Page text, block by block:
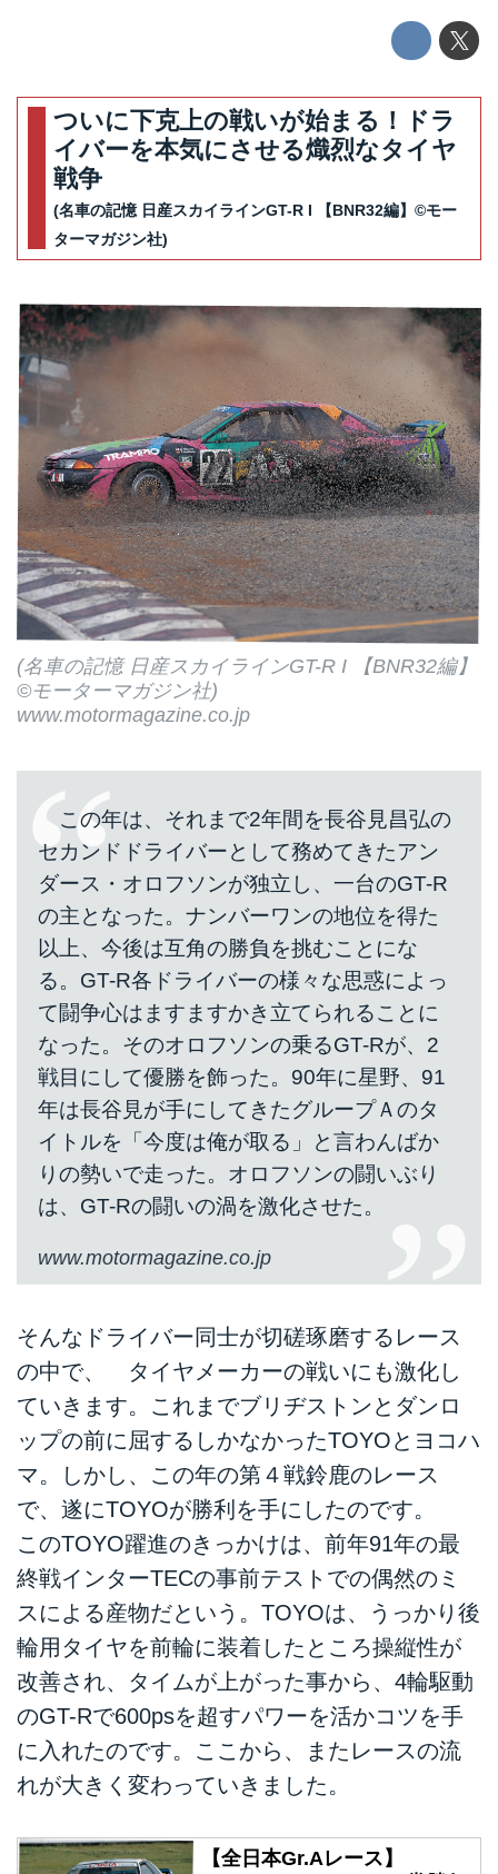
ついに下克上の戦いが始まる！ドラ
イバーを本気にさせる熾烈なタイヤ
戦争
(名車の記憶 日産スカイラインGT-R I 【BNR32編】©モー
ターマガジン社)
(名車の記憶 日産スカイラインGT-R I 【BNR32編】
©モーターマガジン社)
www.motormagazine.co.jp
この年は、それまで2年間を長谷見昌弘の
セカンドドライバーとして務めてきたアン
ダース・オロフソンが独立し、一台のGT-R
の主となった。ナンバーワンの地位を得た
以上、今後は互角の勝負を挑むことにな
る。GT-R各ドライバーの様々な思惑によっ
て闘争心はますますかき立てられることに
なった。そのオロフソンの乗るGT-Rが、2
戦目にして優勝を飾った。90年に星野、91
年は長谷見が手にしてきたグループＡのタ
イトルを「今度は俺が取る」と言わんばか
りの勢いで走った。オロフソンの闘いぶり
は、GT-Rの闘いの渦を激化させた。
www.motormagazine.co.jp
そんなドライバー同士が切磋琢磨するレース
の中で、 タイヤメーカーの戦いにも激化し
ていきます。これまでブリヂストンとダンロ
ップの前に屈するしかなかったTOYOとヨコハ
マ。しかし、この年の第４戦鈴鹿のレース
で、遂にTOYOが勝利を手にしたのです。
このTOYO躍進のきっかけは、前年91年の最
終戦インターTECの事前テストでの偶然のミ
スによる産物だという。TOYOは、うっかり後
輪用タイヤを前輪に装着したところ操縦性が
改善され、タイムが上がった事から、4輪駆動
のGT-Rで600psを超すパワーを活かコツを手
に入れたのです。ここから、またレースの流
れが大きく変わっていきました。
【全日本Gr.Aレース】